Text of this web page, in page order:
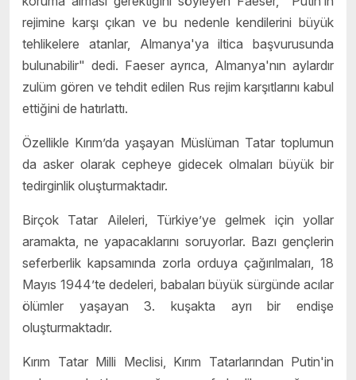
rejimine karşı çıkan ve bu nedenle kendilerini büyük
tehlikelere atanlar, Almanya'ya iltica başvurusunda
bulunabilir" dedi. Faeser ayrıca, Almanya'nın aylardır
zulüm gören ve tehdit edilen Rus rejim karşıtlarını kabul
ettiğini de hatırlattı.
Özellikle Kırım’da yaşayan Müslüman Tatar toplumun
da asker olarak cepheye gidecek olmaları büyük bir
tedirginlik oluşturmaktadır.
Birçok Tatar Aileleri, Türkiye’ye gelmek için yollar
aramakta, ne yapacaklarını soruyorlar. Bazı gençlerin
seferberlik kapsamında zorla orduya çağırılmaları, 18
Mayıs 1944’te dedeleri, babaları büyük sürgünde acılar
ölümler yaşayan 3. kuşakta ayrı bir endişe
oluşturmaktadır.
Kırım Tatar Milli Meclisi, Kırım Tatarlarından Putin'in